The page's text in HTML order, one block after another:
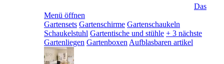
Das
Menü öffnen
Gartensets Gartenschirme Gartenschaukeln
Schaukelstuhl Gartentische und stühle + 3 nächste
Gartenliegen Gartenboxen Aufblasbaren artikel